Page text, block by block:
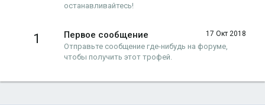
останавливайтесь!
1 17 Окт 2018
Первое сообщение
Отправьте сообщение где-нибудь на форуме,
чтобы получить этот трофей.